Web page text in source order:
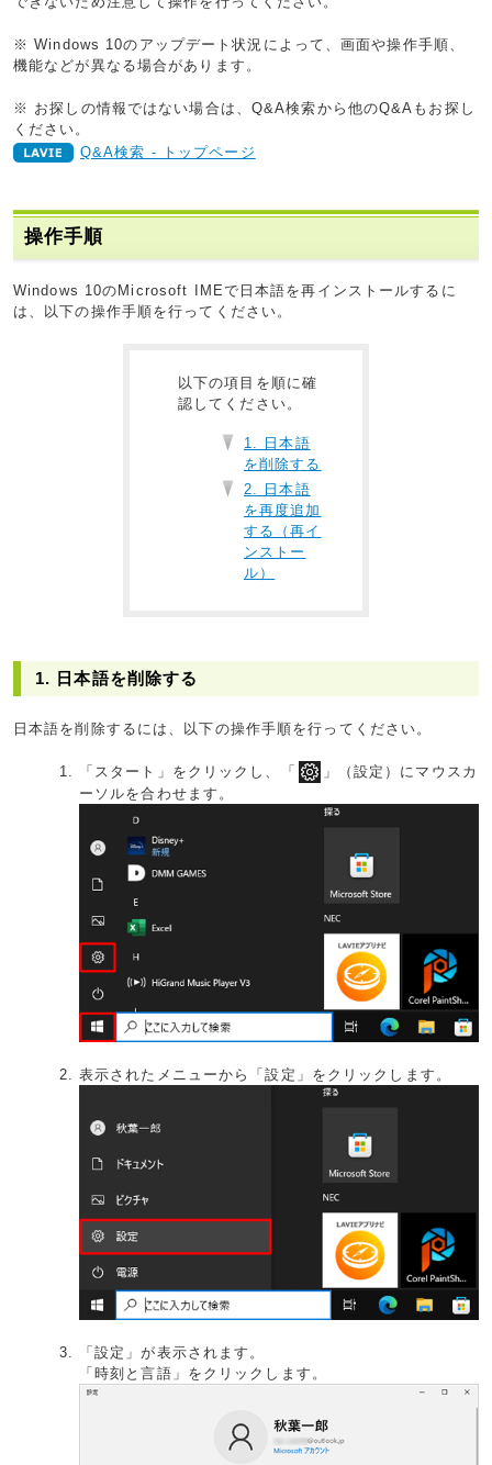
※ Windows 10のアップデート状況によって、画面や操作手順、
機能などが異なる場合があります。
※ お探しの情報ではない場合は、Q&A検索から他のQ&Aもお探し
ください。
Q&A検索 - トップページ
操作手順
Windows 10のMicrosoft IMEで日本語を再インストールするに
は、以下の操作手順を行ってください。
以下の項目を順に確
認してください。
1. 日本語
を削除する
2. 日本語
を再度追加
する（再イ
ンストー
ル）
1. 日本語を削除する
日本語を削除するには、以下の操作手順を行ってください。
「スタート」をクリックし、「
」（設定）にマウスカ
ーソルを合わせます。
表示されたメニューから「設定」をクリックします。
「設定」が表示されます。
「時刻と言語」をクリックします。